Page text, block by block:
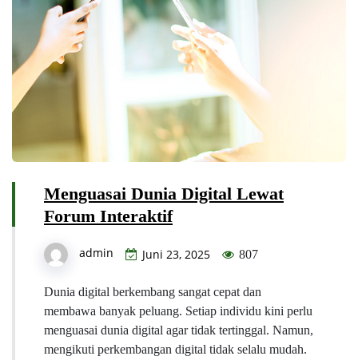
Menguasai Dunia Digital Lewat
Forum Interaktif
admin Juni 23, 2025 807
Dunia digital berkembang sangat cepat dan
membawa banyak peluang. Setiap individu kini perlu
menguasai dunia digital agar tidak tertinggal. Namun,
mengikuti perkembangan digital tidak selalu mudah.